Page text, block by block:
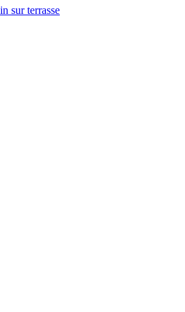
sur terrasse